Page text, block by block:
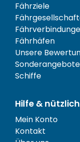
Fährziele
Fährhäfen
Unsere
Sonderangebote
Schiffe
Hilfe &
Mein Konto
Kontakt